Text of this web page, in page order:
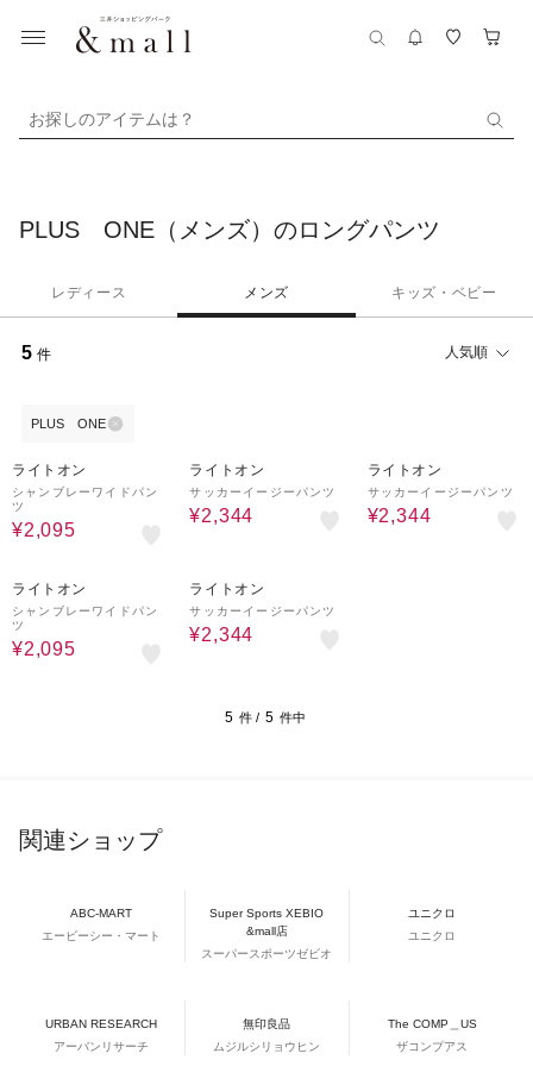
お探しのアイテムは？
PLUS ONE（メンズ）のロングパンツ
レディース メンズ キッズ・ベビー
5 件 人気順
PLUS ONE
ライトオン
シャンブレーワイドパン
ツ
¥2,095
ライトオン
サッカーイージーパンツ
¥2,344
ライトオン
サッカーイージーパンツ
¥2,344
ライトオン
シャンブレーワイドパン
ツ
¥2,095
ライトオン
サッカーイージーパンツ
¥2,344
5 件 / 5 件中
関連ショップ
ABC-MART
エービーシー・マート
Super Sports XEBIO
&mall店
スーパースポーツゼビオ
ユニクロ
ユニクロ
URBAN RESEARCH
アーバンリサーチ
無印良品
ムジルシリョウヒン
The COMP＿US
ザコンプアス